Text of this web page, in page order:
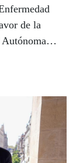
de la
de
este
no es un
esfuerzos